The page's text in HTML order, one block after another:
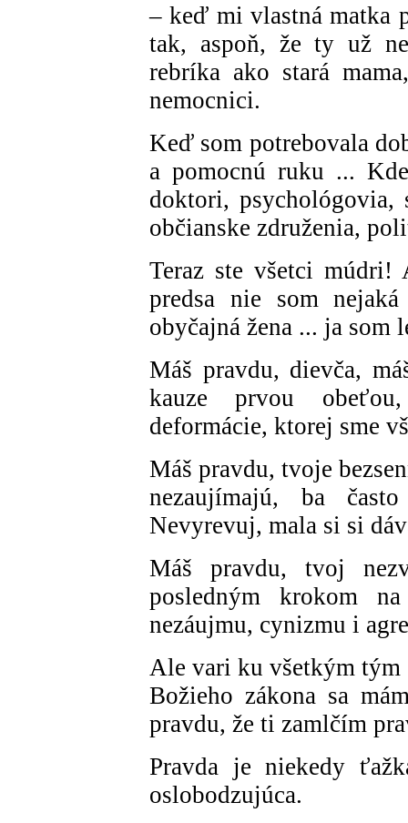
– keď mi vlastná matka
tak, aspoň, že ty už
rebríka ako stará
nemocnici.
Keď som potrebovala
a pomocnú ruku ...
doktori, psychológovia,
občianske združenia,
Teraz ste všetci
predsa nie som
obyčajná žena ... ja som
Máš pravdu, dievča,
kauze prvou
deformácie, ktorej sme
Máš pravdu, tvoje
nezaujímajú, ba
Nevyrevuj, mala si si
Máš pravdu, tvoj
posledným krokom
nezáujmu, cynizmu i
Ale vari ku všetkým tým
Božieho zákona sa
pravdu, že ti zamlčím
Pravda je niekedy
oslobodzujúca.